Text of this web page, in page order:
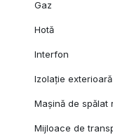
Gaz
Hotă
Interfon
Izolație exterioară
Mașină de spălat
Mijloace de